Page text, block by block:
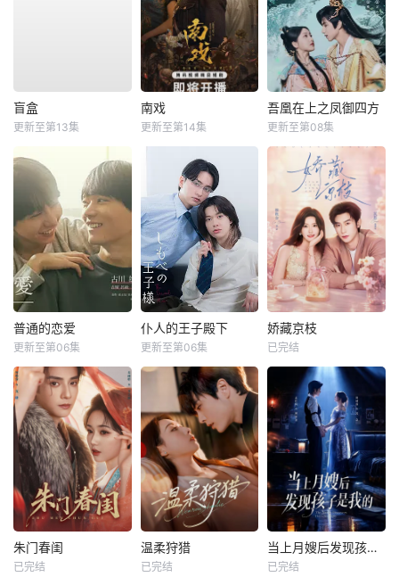
盲盒
更新至第13集
南戏
更新至第14集
吾凰在上之凤御四方
更新至第08集
普通的恋爱
更新至第06集
仆人的王子殿下
更新至第06集
娇藏京枝
已完结
朱门春闺
已完结
温柔狩猎
已完结
当上月嫂后发现孩子是我的
已完结